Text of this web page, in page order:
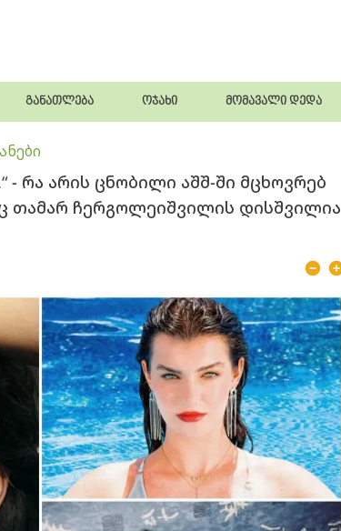
განათლება ოჯახი მომავალი დედა
რა არის ცნობილი აშშ-ში მცხოვრებ
ჩერგოლეიშვილის დისშვილია